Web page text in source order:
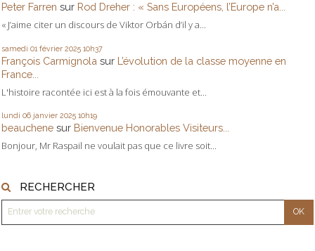
Peter Farren sur Rod Dreher : « Sans Européens, l’Europe n’a...
« J’aime citer un discours de Viktor Orbán d’il y a...
samedi 01 février 2025 10h37
François Carmignola sur L’évolution de la classe moyenne en
France...
L'histoire racontée ici est à la fois émouvante et...
lundi 06 janvier 2025 10h19
beauchene sur Bienvenue Honorables Visiteurs...
Bonjour, Mr Raspail ne voulait pas que ce livre soit...
RECHERCHER